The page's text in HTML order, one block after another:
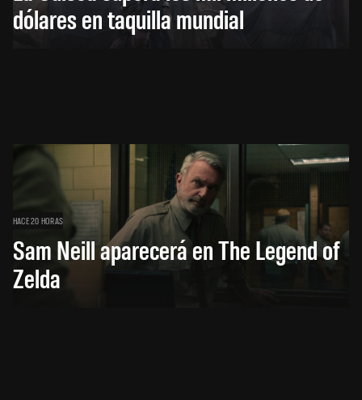
dólares en taquilla mundial
HACE 20 HORAS
Sam Neill aparecerá en The Legend of
Zelda